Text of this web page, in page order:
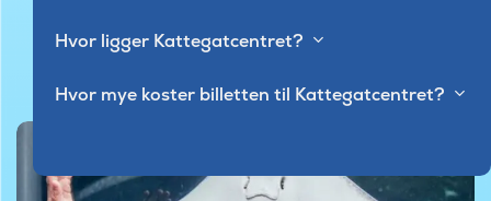
Hvor ligger Kattegatcentret?
Hvor mye koster billetten til Kattegatcentret?
©Kattegatcenteret